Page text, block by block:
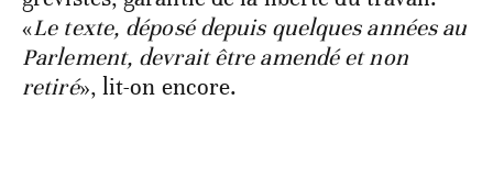
«Le texte, déposé depuis quelques années au
Parlement, devrait être amendé et non
retiré», lit-on encore.